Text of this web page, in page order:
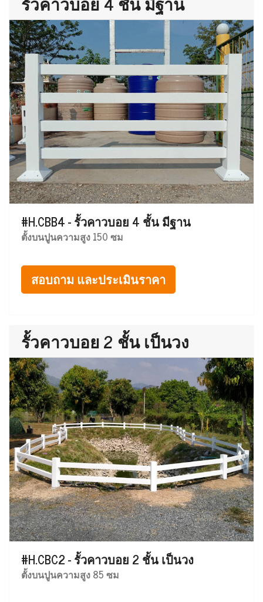
#H.CBB4 - รั้วคาวบอย 4 ชั้น มีฐาน
ตั้งบนปูนความสูง 150 ซม
สอบถาม และประเมินราคา
รั้วคาวบอย 2 ชั้น เป็นวง
#H.CBC2 - รั้วคาวบอย 2 ชั้น เป็นวง
ตั้งบนปูนความสูง 85 ซม